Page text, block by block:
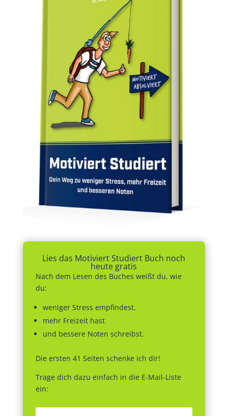
Lies das Motiviert Studiert Buch noch
heute gratis
Nach dem Lesen des Buches weißt du, wie
du:
weniger Stress empfindest,
mehr Freizeit hast
und bessere Noten schreibst.
Die ersten 41 Seiten schenke ich dir!
Trage dich dazu einfach in die E-Mail-Liste
ein: